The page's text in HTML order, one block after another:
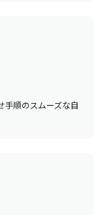
手順のスムーズな自